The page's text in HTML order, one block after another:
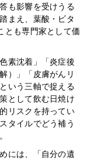
も影響を受けうる
まえ、葉酸・ビタ
とも専門家として価
素沈着」「炎症後
）」「皮膚がんリ
いう三軸で捉える
として飲む日焼け
リスクを持ってい
タイルでどう補う
には、「自分の遺